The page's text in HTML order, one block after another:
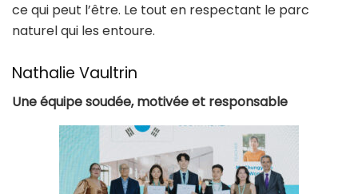
ce qui peut l’être. Le tout en respectant le parc
naturel qui les entoure.
Nathalie Vaultrin
Une équipe soudée, motivée et responsable